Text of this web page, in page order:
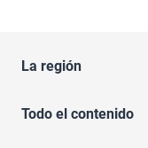
La región
Todo el contenido